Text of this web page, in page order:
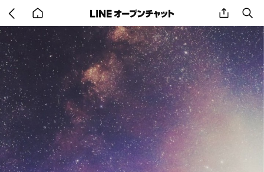
back
to
home
share